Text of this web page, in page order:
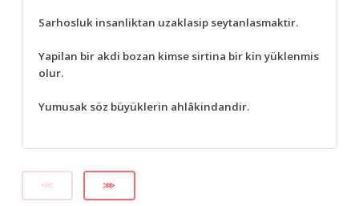
Sarhosluk insanliktan uzaklasip seytanlasmaktir.
Yapilan bir akdi bozan kimse sirtina bir kin yüklenmis
olur.
Yumusak söz büyüklerin ahlâkindandir.
⋘ ⋙